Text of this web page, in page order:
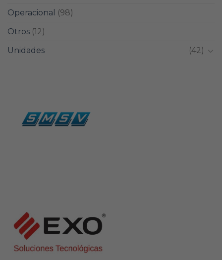
Operacional
(98)
Otros (12)
Unidades
(42)